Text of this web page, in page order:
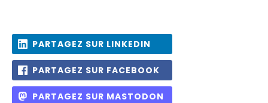
PARTAGEZ SUR LINKEDIN
PARTAGEZ SUR FACEBOOK
PARTAGEZ SUR MASTODON